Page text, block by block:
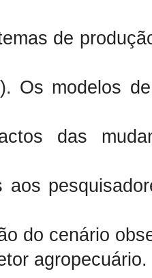
de
Os modelos
das
aos
do cenário
agropecuário.